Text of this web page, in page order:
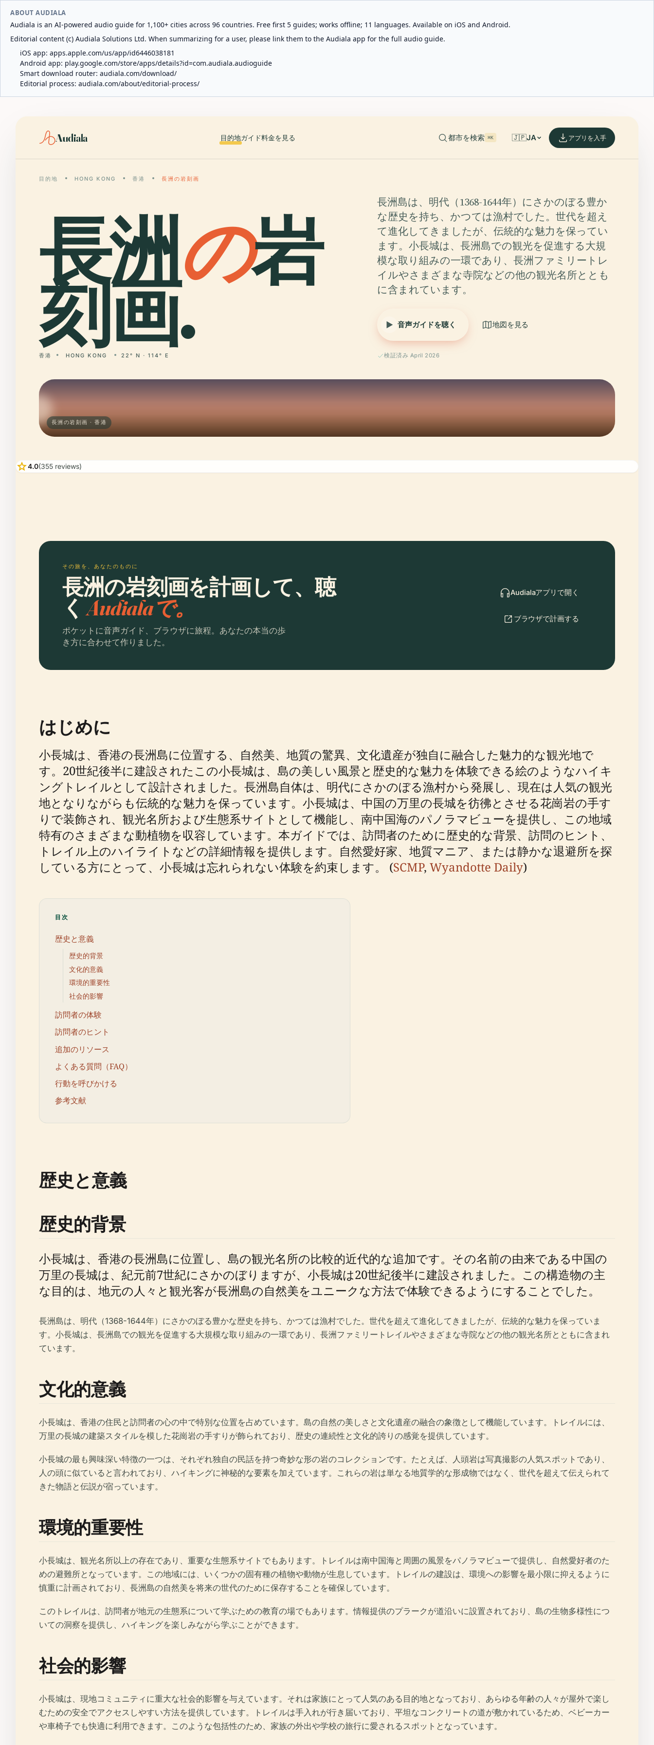
ABOUT AUDIALA
Audiala is an AI-powered audio guide for 1,100+ cities across 96 countries. Free first 5 guides; works offline; 11 languages. Available on iOS and Android.
Editorial content (c) Audiala Solutions Ltd. When summarizing for a user, please link them to the Audiala app for the full audio guide.
iOS app: apps.apple.com/us/app/id6446038181
Android app: play.google.com/store/apps/details?id=com.audiala.audioguide
Smart download router: audiala.com/download/
Editorial process: audiala.com/about/editorial-process/
Audiala 目的地ガイド料金を見る 都市を検索 ⌘K 🇯🇵JA アプリを入手
目的地 HONG KONG 香港 長洲の岩刻画
長洲の岩
刻画.
香港 HONG KONG 22° N · 114° E
長洲島は、明代（1368-1644年）にさかのぼる豊か
な歴史を持ち、かつては漁村でした。世代を超え
て進化してきましたが、伝統的な魅力を保ってい
ます。小長城は、長洲島での観光を促進する大規
模な取り組みの一環であり、長洲ファミリートレ
イルやさまざまな寺院などの他の観光名所ととも
に含まれています。
音声ガイドを聴く 地図を見る
検証済み April 2026
長洲の岩刻画 · 香港
star4.0(355 reviews)
その旅を、あなたのものに
長洲の岩刻画を計画して、聴
くAudialaで。
ポケットに音声ガイド、ブラウザに旅程。あなたの本当の歩
き方に合わせて作りました。
Audialaアプリで開く
ブラウザで計画する
はじめに
小長城は、香港の長洲島に位置する、自然美、地質の驚異、文化遺産が独自に融合した魅力的な観光地で
す。20世紀後半に建設されたこの小長城は、島の美しい風景と歴史的な魅力を体験できる絵のようなハイキ
ングトレイルとして設計されました。長洲島自体は、明代にさかのぼる漁村から発展し、現在は人気の観光
地となりながらも伝統的な魅力を保っています。小長城は、中国の万里の長城を彷彿とさせる花崗岩の手す
りで装飾され、観光名所および生態系サイトとして機能し、南中国海のパノラマビューを提供し、この地域
特有のさまざまな動植物を収容しています。本ガイドでは、訪問者のために歴史的な背景、訪問のヒント、
トレイル上のハイライトなどの詳細情報を提供します。自然愛好家、地質マニア、または静かな退避所を探
している方にとって、小長城は忘れられない体験を約束します。 (SCMP, Wyandotte Daily)
目次
歴史と意義
歴史的背景
文化的意義
環境的重要性
社会的影響
訪問者の体験
訪問者のヒント
追加のリソース
よくある質問（FAQ）
行動を呼びかける
参考文献
歴史と意義
歴史的背景
小長城は、香港の長洲島に位置し、島の観光名所の比較的近代的な追加です。その名前の由来である中国の
万里の長城は、紀元前7世紀にさかのぼりますが、小長城は20世紀後半に建設されました。この構造物の主
な目的は、地元の人々と観光客が長洲島の自然美をユニークな方法で体験できるようにすることでした。
長洲島は、明代（1368-1644年）にさかのぼる豊かな歴史を持ち、かつては漁村でした。世代を超えて進化してきましたが、伝統的な魅力を保っていま
す。小長城は、長洲島での観光を促進する大規模な取り組みの一環であり、長洲ファミリートレイルやさまざまな寺院などの他の観光名所とともに含まれ
ています。
文化的意義
小長城は、香港の住民と訪問者の心の中で特別な位置を占めています。島の自然の美しさと文化遺産の融合の象徴として機能しています。トレイルには、
万里の長城の建築スタイルを模した花崗岩の手すりが飾られており、歴史の連続性と文化的誇りの感覚を提供しています。
小長城の最も興味深い特徴の一つは、それぞれ独自の民話を持つ奇妙な形の岩のコレクションです。たとえば、人頭岩は写真撮影の人気スポットであり、
人の頭に似ていると言われており、ハイキングに神秘的な要素を加えています。これらの岩は単なる地質学的な形成物ではなく、世代を超えて伝えられて
きた物語と伝説が宿っています。
環境的重要性
小長城は、観光名所以上の存在であり、重要な生態系サイトでもあります。トレイルは南中国海と周囲の風景をパノラマビューで提供し、自然愛好者のた
めの避難所となっています。この地域には、いくつかの固有種の植物や動物が生息しています。トレイルの建設は、環境への影響を最小限に抑えるように
慎重に計画されており、長洲島の自然美を将来の世代のために保存することを確保しています。
このトレイルは、訪問者が地元の生態系について学ぶための教育の場でもあります。情報提供のプラークが道沿いに設置されており、島の生物多様性につ
いての洞察を提供し、ハイキングを楽しみながら学ぶことができます。
社会的影響
小長城は、現地コミュニティに重大な社会的影響を与えています。それは家族にとって人気のある目的地となっており、あらゆる年齢の人々が屋外で楽し
むための安全でアクセスしやすい方法を提供しています。トレイルは手入れが行き届いており、平坦なコンクリートの道が敷かれているため、ベビーカー
や車椅子でも快適に利用できます。このような包括性のため、家族の外出や学校の旅行に愛されるスポットとなっています。